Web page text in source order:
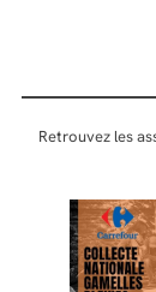
Retrouvez les